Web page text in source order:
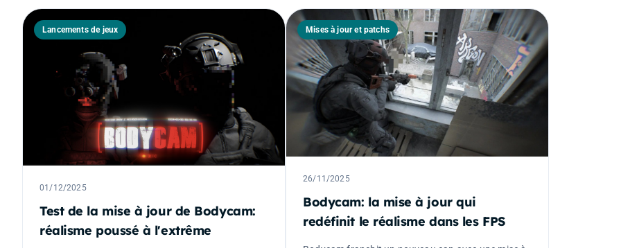
Lancements de jeux
01/12/2025
Test de la mise à jour de Bodycam:
réalisme poussé à l'extrême
Mises à jour et patchs
26/11/2025
Bodycam: la mise à jour qui
redéfinit le réalisme dans les FPS